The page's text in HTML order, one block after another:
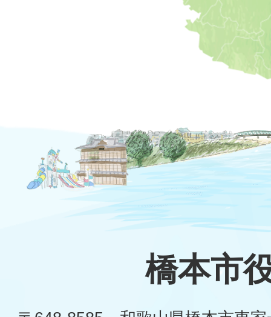
橋本市